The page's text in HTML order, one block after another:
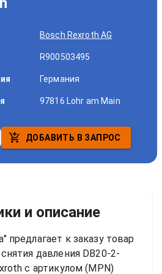
Bosch Rexroth AG
R900503495
Германия
97816 Lohr am Main
ДОБАВИТЬ В ЗАПРОС
и описание
к заказу товар
давления DB20-2-